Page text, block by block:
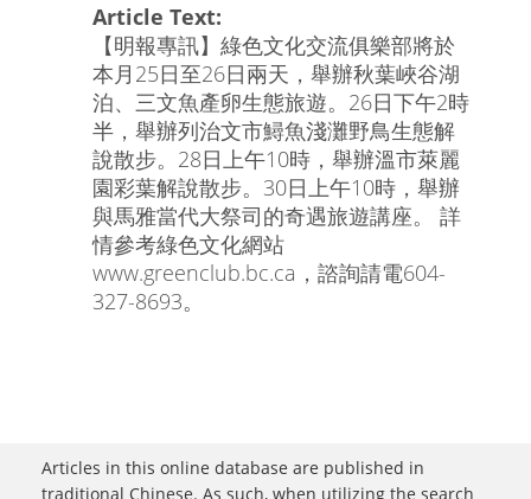
Article Text:
【明報專訊】綠色文化交流俱樂部將於
本月25日至26日兩天，舉辦秋葉峽谷湖
泊、三文魚產卵生態旅遊。26日下午2時
半，舉辦列治文市鱘魚淺灘野鳥生態解
說散步。28日上午10時，舉辦溫市萊麗
園彩葉解說散步。30日上午10時，舉辦
與馬雅當代大祭司的奇遇旅遊講座。 詳
情參考綠色文化網站
www.greenclub.bc.ca，諮詢請電604-
327-8693。
Articles in this online database are published in
traditional Chinese. As such, when utilizing the search